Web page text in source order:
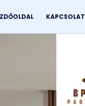
KAPCSOLAT